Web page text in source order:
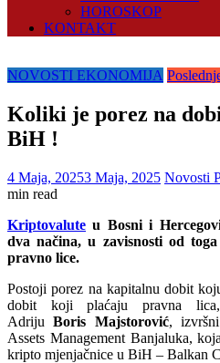
HOROSKOP
KONTAKT
NOVOSTI EKONOMIJA
Koliki je porez na
BiH !
4 Maja, 20253 Maja, 2025 Novosti
min read
Kriptovalute u Bosni i
dva načina, u zavisnosti od
pravno lice.
Postoji porez na kapitalnu dobit
dobit koji plaćaju pravna
AdrijuBoris Majstorović,
Assets Management Banjaluka,
kripto mjenjačnice u BiH – Balkan